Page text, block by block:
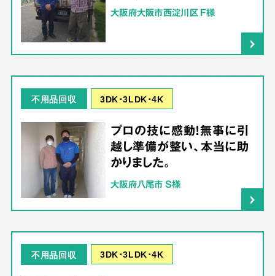
大阪府大阪市西淀川区 F様
不用品回収 3DK･3LDK･4K
プロの技に感動！無事に引
越し準備が整い、本当に助
かりました。
大阪府八尾市 S様
不用品回収 3DK･3LDK･4K